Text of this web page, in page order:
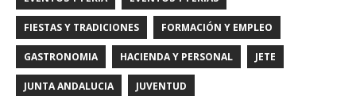
FIESTAS Y TRADICIONES FORMACIÓN Y EMPLEO
GASTRONOMIA HACIENDA Y PERSONAL JETE
JUNTA ANDALUCIA JUVENTUD